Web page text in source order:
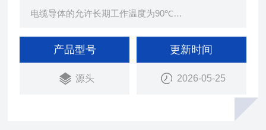
电缆导体的允许长期工作温度为90℃
温度：250℃
电缆敷设时环境温度应不低于0℃。
产品型号
源头
更新时间
2026-05-25